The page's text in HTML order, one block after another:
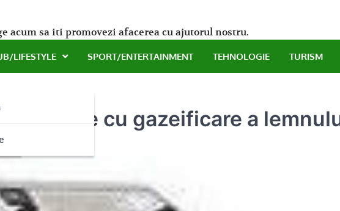
acum sa iti promovezi afacerea cu ajutorul nostru.
LIFESTYLE SPORT/ENTERTAINMENT TEHNOLOGIE TURISM
cu gazeificare a